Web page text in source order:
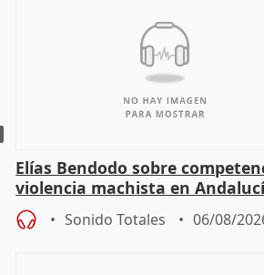
Elías Bendodo sobre
violencia machista en
Sonido Totales 06/08/